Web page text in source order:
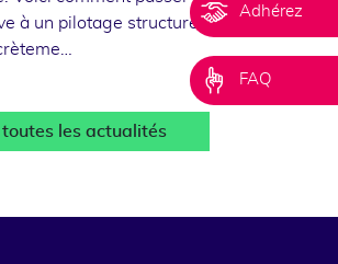
Adhérez
FAQ
à un pilotage structuré,
toutes les actualités